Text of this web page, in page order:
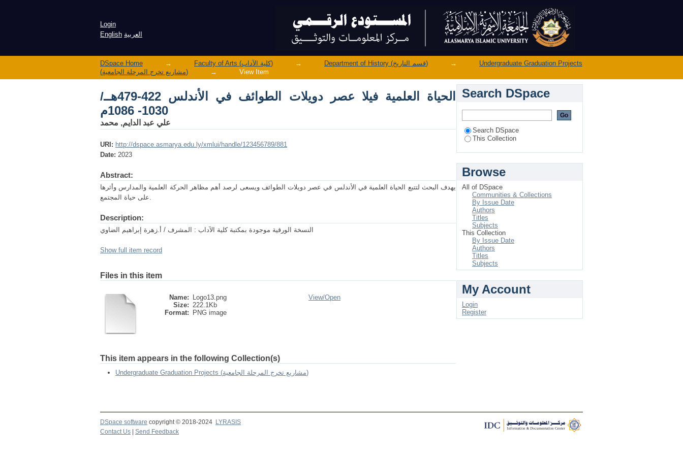
الحياة العلمية فيلا عصر دويلات الطوائف في الأندلس 422-479هــ/ 1030- 1086م
Login
English العربية
DSpace Home → Faculty of Arts (كلية الآداب) → Department of History (قسم التاريخ) →
Undergraduate Graduation Projects
(مشاريع تخرج المرحلة الجامعية)
→ View Item
الحياة العلمية فيلا عصر دويلات الطوائف في الأندلس 422-479هــ/
1030- 1086م
علي عبد الدايم, محمد
URI: http://dspace.asmarya.edu.ly/xmlui/handle/123456789/881
Date: 2023
Abstract:
يهدف البحث لتتبع الحياة العلمية في الأندلس في عصر دويلات الطوائف ويسعى لرصد أهم مظاهر الحركة العلمية والمدارس وأثرها
على حياة المجتمع.
Description:
النسخة الورقية موجودة بمكتبة كلية الآداب : المشرف / أ.زهرة إبراهيم الضاوي
Show full item record
Files in this item
Name:
Logo13.png
Size: 222.1Kb
Format:
PNG image
View/Open
This item appears in the following Collection(s)
Undergraduate Graduation Projects (مشاريع تخرج المرحلة الجامعية)
Search DSpace
Search DSpace
This Collection
Browse
All of DSpace
Communities & Collections
By Issue Date
Authors
Titles
Subjects
This Collection
By Issue Date
Authors
Titles
Subjects
My Account
Login
Register
DSpace software copyright © 2018-2024 LYRASIS
Contact Us
Send Feedback